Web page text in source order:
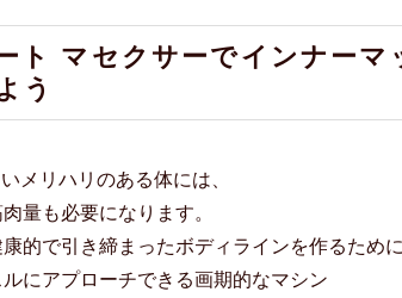
ト マセクサーでインナーマ
う
メリハリのある体には、
量も必要になります。
的で引き締まったボディラインを作るため
にアプローチできる画期的なマシン